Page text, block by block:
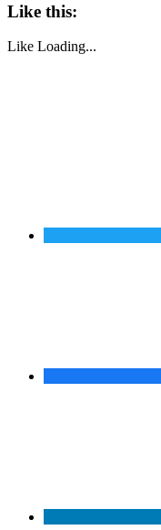
Like this:
Like Loading...